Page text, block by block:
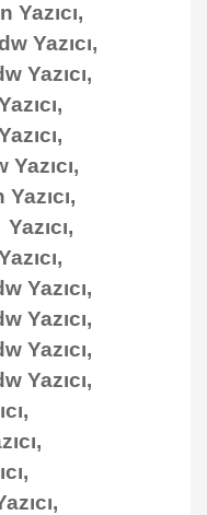
Yazıcı,
Yazıcı,
Yazıcı,
Yazıcı,
Yazıcı,
Yazıcı,
Yazıcı,